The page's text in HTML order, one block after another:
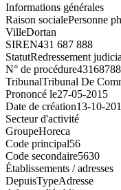
Informations générales
Raison socialePersonne
VilleDortan
SIREN431 687 888
StatutRedressement
N° de procédure
TribunalTribunal De
Prononcé le27-05-2015
Date de création13-10-
Secteur d'activité
GroupeHoreca
Code principal56
Code secondaire5630
Établissements / adresses
DepuisTypeAdresse